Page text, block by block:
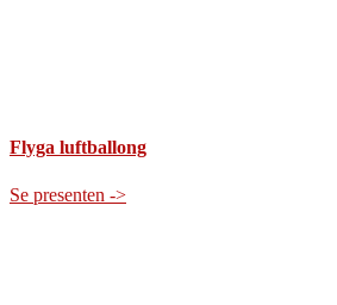
Flyga luftballong
Se presenten ->